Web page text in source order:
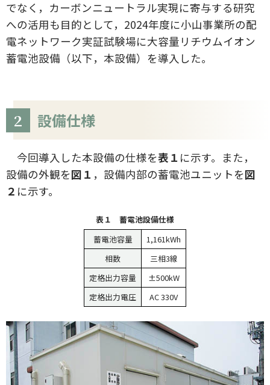
でなく，カーボンニュートラル実現に寄与する研究
への活用も目的として，2024年度に小山事業所の配
電ネットワーク実証試験場に大容量リチウムイオン
蓄電池設備（以下，本設備）を導入した。
2 設備仕様
今回導入した本設備の仕様を表１ に示す。また，
設備の外観を図１ ，設備内部の蓄電池ユニットを図
２ に示す。
表１ 蓄電池設備仕様
蓄電池容量
1,161kWh
相数
三相3線
定格出力容量
±500kW
定格出力電圧
AC 330V